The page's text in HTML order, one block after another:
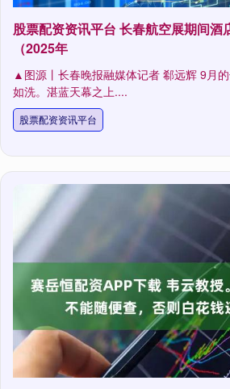
股票配资资讯平台 长春航空展期间酒
（2025年
▲图源丨长春晚报融媒体记者 郗远辉 9月
如洗。湛蓝天幕之上....
股票配资资讯平台